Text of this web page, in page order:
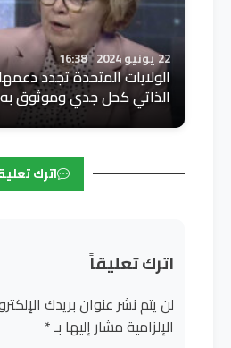
22 يونيو 2024 16:38
الولايات المتحدة تجدد
الذاتي كحل جدي وموثوق به
اترك
اترك تعليقاً
لن يتم نشر عنوان بريدك
الإلزامية مشار إليها بـ*